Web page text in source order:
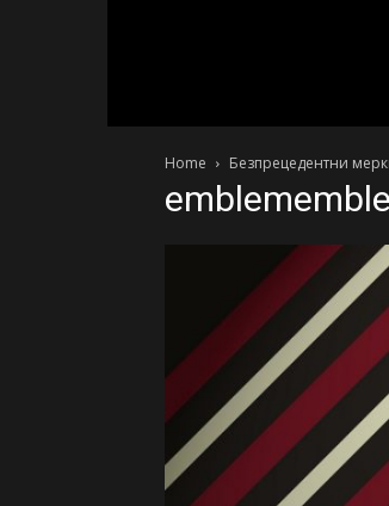
Home Безпрецедентни